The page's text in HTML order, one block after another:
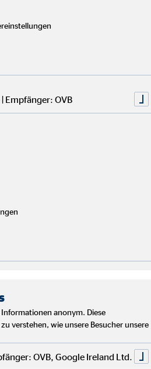
und
sondern wer du bist und
Wichtiger sind deine
persönlichen Stärken.
und freundlich auftreten
eine gute Struktur, den
sowie analytische Fähigkeiten,
richtig zu verstehen und
durch!
und bewerben!
Empfänger: OVB
anonym. Diese
verstehen, wie unsere Besucher unsere
OVB, Google Ireland Ltd.